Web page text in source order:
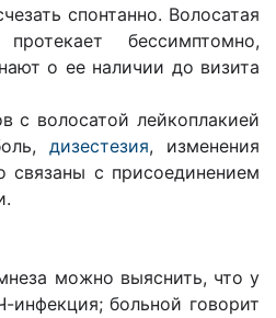
спонтанно. Волосатая
бессимптомно,
о ее наличии до визита
с волосатой лейкоплакией
дизестезия, изменения
связаны с присоединением
можно выяснить, что у
инфекция; больной говорит